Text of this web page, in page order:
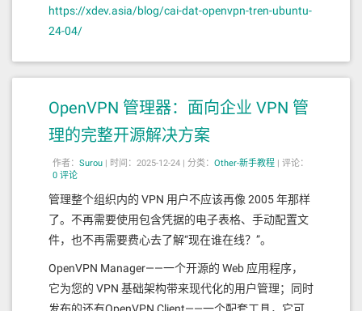
https://xdev.asia/blog/cai-dat-openvpn-tren-ubuntu-
24-04/
OpenVPN 管理器：面向企业 VPN 管
理的完整开源解决方案
作者： Surou | 时间：2025-12-24 | 分类： Other-新手教程 | 评论：
0 评论
管理整个组织内的 VPN 用户不应该再像 2005 年那样
了。不再需要使用包含凭据的电子表格、手动配置文
件，也不再需要费心去了解“现在谁在线？”。
OpenVPN Manager——一个开源的 Web 应用程序，
它为您的 VPN 基础架构带来现代化的用户管理；同时